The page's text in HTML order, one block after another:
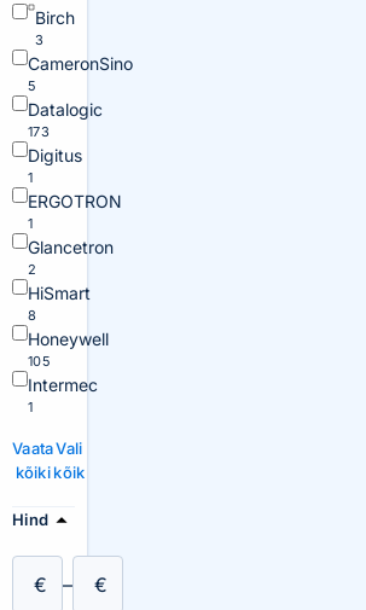
Birch
3
CameronSino
5
Datalogic
173
Digitus
1
ERGOTRON
1
Glancetron
2
HiSmart
8
Honeywell
105
Intermec
1
Vaata
kõiki
Vali
kõik
Hind
€ – €